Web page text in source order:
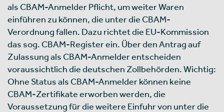
als CBAM-Anmelder Pflicht, um weiter Waren
einführen zu können, die unter die CBAM-
Verordnung fallen. Dazu richtet die EU-Kommission
das sog. CBAM-Register ein. Über den Antrag auf
Zulassung als CBAM-Anmelder entscheiden
voraussichtlich die deutschen Zollbehörden. Wichtig:
Ohne Status als CBAM-Anmelder können keine
CBAM-Zertifikate erworben werden, die
Voraussetzung für die weitere Einfuhr von unter die